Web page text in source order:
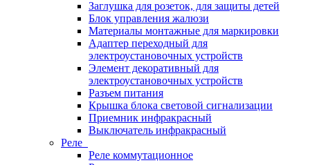
Заглушка для розеток, для защиты детей
Блок управления жалюзи
Материалы монтажные для маркировки
Адаптер переходный для
электроустановочных устройств
Элемент декоративный для
электроустановочных устройств
Разъем питания
Крышка блока световой сигнализации
Приемник инфракрасный
Выключатель инфракрасный
Реле
Реле коммутационное